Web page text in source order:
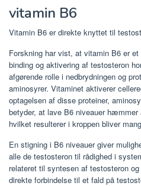
vitamin B6
Vitamin B6 er direkte knyttet til
Forskning har vist, at vitamin B6 er
binding og aktivering af testosteron
afgørende rolle i nedbrydningen og
aminosyrer. Vitaminet aktiverer
optagelsen af ​​disse proteiner,
betyder, at lave B6 niveauer hæmmer
hvilket resulterer i kroppen bliver
En stigning i B6 niveauer giver
alle de testosteron til rådighed i
relateret til syntesen af ​​testosteron
direkte forbindelse til et fald på